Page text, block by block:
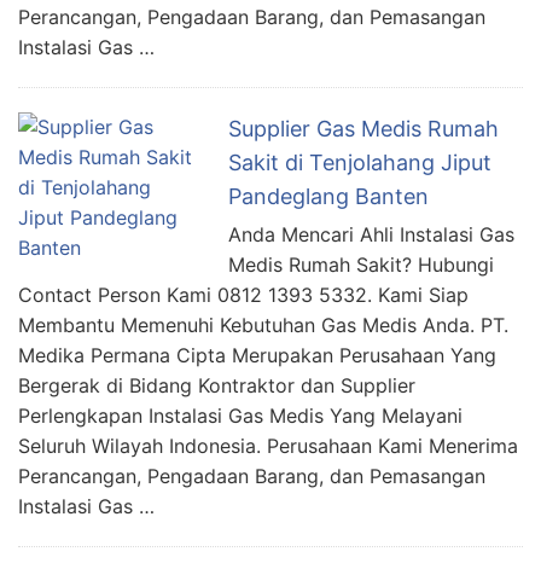
Perancangan, Pengadaan Barang, dan Pemasangan
Instalasi Gas …
Supplier Gas Medis Rumah
Sakit di Tenjolahang Jiput
Pandeglang Banten
Anda Mencari Ahli Instalasi Gas
Medis Rumah Sakit? Hubungi
Contact Person Kami 0812 1393 5332. Kami Siap
Membantu Memenuhi Kebutuhan Gas Medis Anda. PT.
Medika Permana Cipta Merupakan Perusahaan Yang
Bergerak di Bidang Kontraktor dan Supplier
Perlengkapan Instalasi Gas Medis Yang Melayani
Seluruh Wilayah Indonesia. Perusahaan Kami Menerima
Perancangan, Pengadaan Barang, dan Pemasangan
Instalasi Gas …